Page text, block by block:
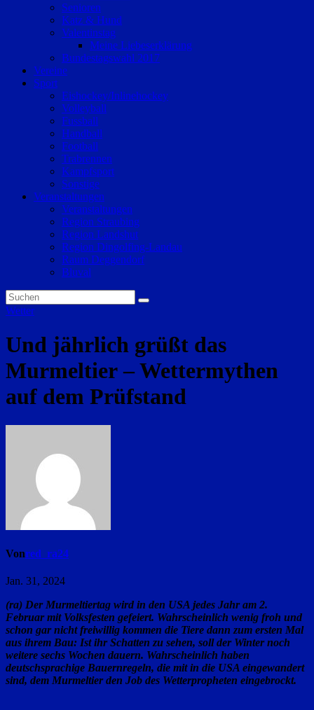
Senioren
Katz & Hund
Valentinstag
Meine Liebeserklärung
Bundestagswahl 2017
Vereine
Sport
Eishockey/Inlinehockey
Volleyball
Fussball
Handball
Football
Trabrennen
Kampfsport
Sonstige
Veranstaltungen
Veranstaltungen
Region Straubing
Region Landshut
Region Dingolfing-Landau
Raum Deggendorf
Bluval
Wetter
Und jährlich grüßt das
Murmeltier – Wettermythen
auf dem Prüfstand
Vonred_ra24
Jan. 31, 2024
(ra) Der Murmeltiertag wird in den USA jedes Jahr am 2.
Februar mit Volksfesten gefeiert. Wahrscheinlich wenig froh und
schon gar nicht freiwillig kommen die Tiere dann zum ersten Mal
aus ihrem Bau: Ist ihr Schatten zu sehen, soll der Winter noch
weitere sechs Wochen dauern. Wahrscheinlich haben
deutschsprachige Bauernregeln, die mit in die USA eingewandert
sind, dem Murmeltier den Job des Wetterpropheten eingebrockt.